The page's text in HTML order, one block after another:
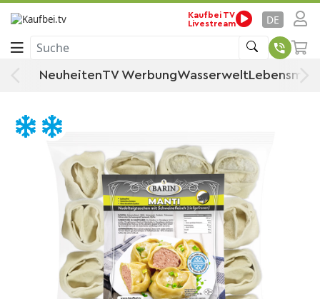
Kaufbei TV
Livestream
DE
Suche
NeuheitenTV WerbungWasserwelt
Startseite Tiefkühlsortiment
Pizza & Fertiggerichte
BARIN MANTI mit Schweinefleisch, 750